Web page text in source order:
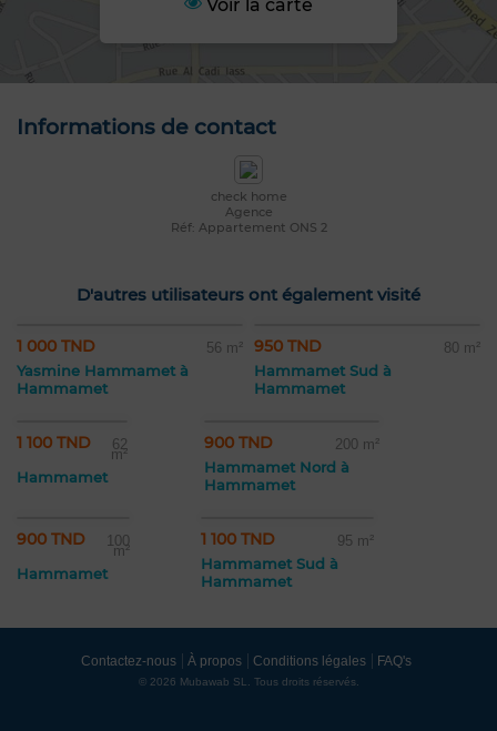
Voir la carte
Informations de contact
check home
Agence
Réf: Appartement ONS 2
D'autres utilisateurs ont également visité
1 000 TND 56 m²
Yasmine Hammamet à
Hammamet
950 TND 80 m²
Hammamet Sud à
Hammamet
1 100 TND 62
m²
Hammamet
900 TND 200 m²
Hammamet Nord à
Hammamet
900 TND 100
m²
Hammamet
1 100 TND 95 m²
Hammamet Sud à
Hammamet
Contactez-nous À propos Conditions légales FAQ's
© 2026 Mubawab SL. Tous droits réservés.